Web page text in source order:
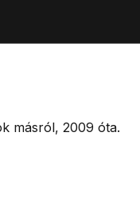
másról, 2009 óta.